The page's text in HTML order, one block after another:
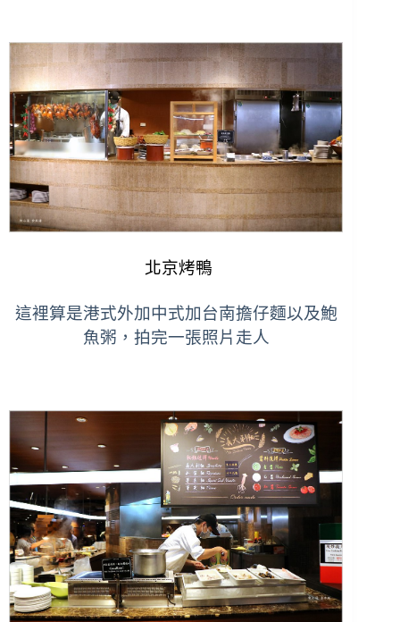
北京烤鴨
這裡算是港式外加中式加台南擔仔麵以及鮑
魚粥，拍完一張照片走人